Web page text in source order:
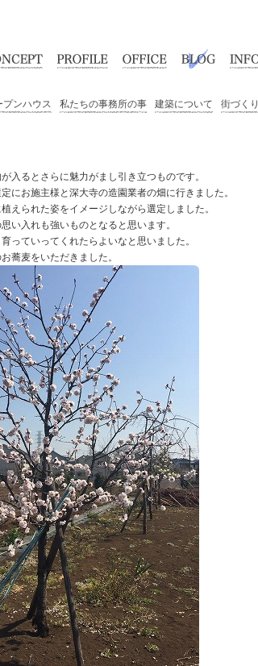
プンハウス 私たちの事務所の事 建築について 街づくり
入るとさらに魅力がまし引き立つものです。
にお施主様と深大寺の造園業者の畑に行きました。
えられた姿をイメージしながら選定しました。
い入れも強いものとなると思います。
っていってくれたらよいなと思いました。
蕎麦をいただきました。